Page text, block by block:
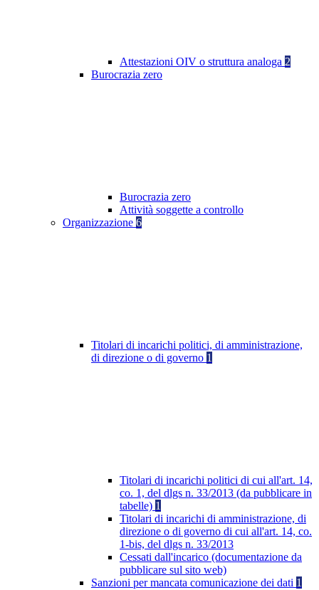
Attestazioni OIV o struttura analoga 2
Burocrazia zero
Burocrazia zero
Attività soggette a controllo
Organizzazione 6
Titolari di incarichi politici, di amministrazione,
di direzione o di governo 1
Titolari di incarichi politici di cui all'art. 14,
co. 1, del dlgs n. 33/2013 (da pubblicare in
tabelle) 1
Titolari di incarichi di amministrazione, di
direzione o di governo di cui all'art. 14, co.
1-bis, del dlgs n. 33/2013
Cessati dall'incarico (documentazione da
pubblicare sul sito web)
Sanzioni per mancata comunicazione dei dati 1